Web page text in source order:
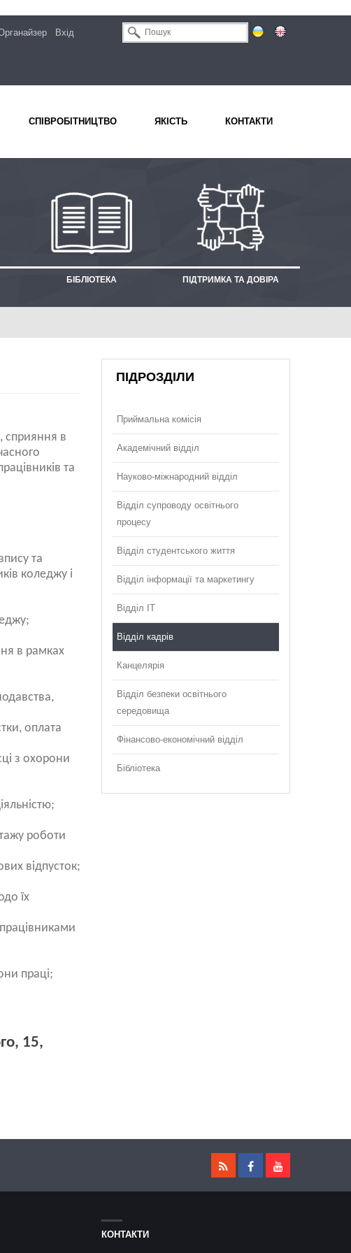
Вхід
СПІВРОБІТНИЦТВО ЯКІСТЬ КОНТАКТИ
БІБЛІОТЕКА ПІДТРИМКА ТА ДОВІРА
сприяння в
та
та
коледжу і
в рамках
оплата
з охорони
роботи
відпусток;
їх
праці;
15,
ПІДРОЗДІЛИ
Приймальна комісія
Академічний відділ
Науково-міжнародний відділ
Відділ супроводу освітнього
процесу
Відділ студентського життя
Відділ інформації та маркетингу
Відділ ІТ
Відділ кадрів
Канцелярія
Відділ безпеки освітнього
середовища
Фінансово-економічний відділ
Бібліотека
КОНТАКТИ